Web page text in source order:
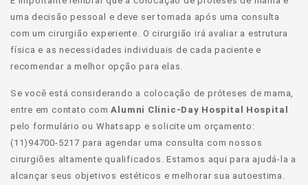
uma decisão pessoal e deve ser tomada após uma consulta
com um cirurgião experiente. O cirurgião irá avaliar a estrutura
física e as necessidades individuais de cada paciente e
recomendar a melhor opção para elas.
Se você está considerando a colocação de próteses de mama,
entre em contato comAlumni Clinic-Day Hospital
Hospital
pelo formulário ou Whatsapp e solicite um orçamento:
(11)94700-5217 para agendar uma consulta com nossos
cirurgiões altamente qualificados. Estamos aqui para ajudá-la a
alcançar seus objetivos estéticos e melhorar sua autoestima.